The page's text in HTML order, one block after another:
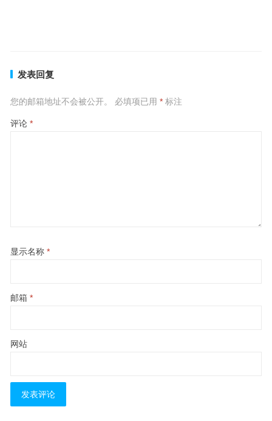
发表回复
您的邮箱地址不会被公开。 必填项已用 *标注
评论 *
显示名称 *
邮箱 *
网站